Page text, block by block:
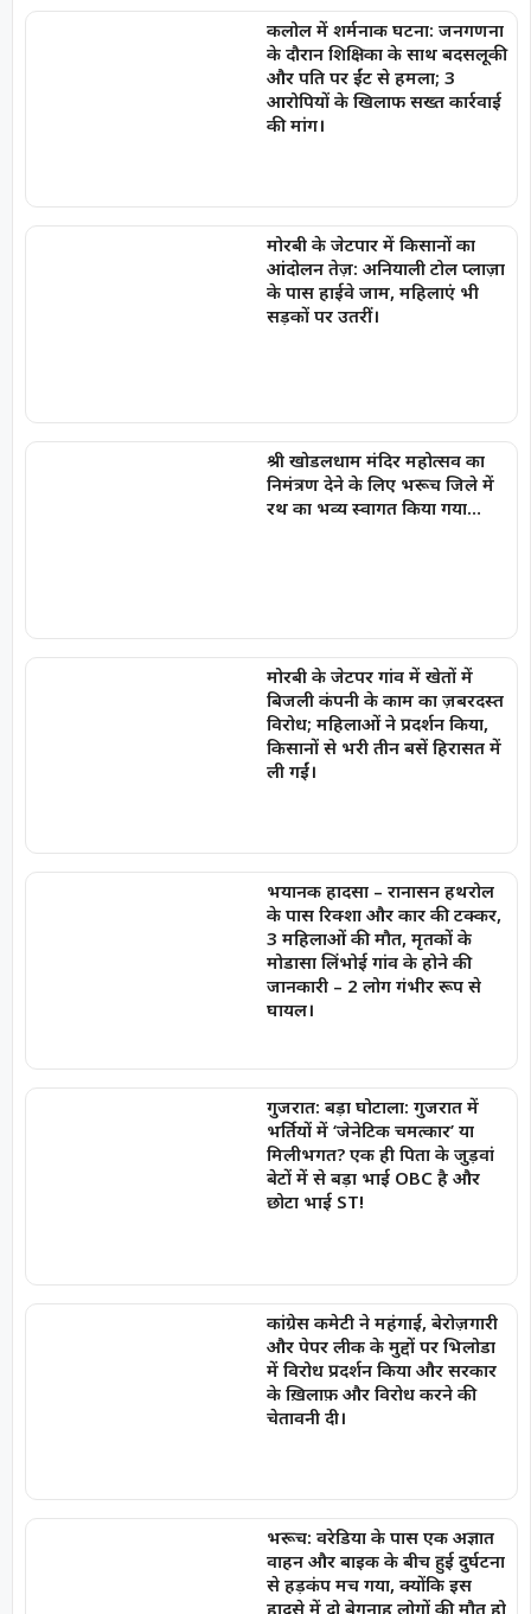
कलोल में शर्मनाक घटना: जनगणना
के दौरान शिक्षिका के साथ बदसलूकी
और पति पर ईंट से हमला; 3
आरोपियों के खिलाफ सख्त कार्रवाई
की मांग।
मोरबी के जेटपार में किसानों का
आंदोलन तेज़: अनियाली टोल प्लाज़ा
के पास हाईवे जाम, महिलाएं भी
सड़कों पर उतरीं।
श्री खोडलधाम मंदिर महोत्सव का
निमंत्रण देने के लिए भरूच जिले में
रथ का भव्य स्वागत किया गया…
मोरबी के जेटपर गांव में खेतों में
बिजली कंपनी के काम का ज़बरदस्त
विरोध; महिलाओं ने प्रदर्शन किया,
किसानों से भरी तीन बसें हिरासत में
ली गईं।
भयानक हादसा – रानासन हथरोल
के पास रिक्शा और कार की टक्कर,
3 महिलाओं की मौत, मृतकों के
मोडासा लिंभोई गांव के होने की
जानकारी – 2 लोग गंभीर रूप से
घायल।
गुजरात: बड़ा घोटाला: गुजरात में
भर्तियों में ‘जेनेटिक चमत्कार’ या
मिलीभगत? एक ही पिता के जुड़वां
बेटों में से बड़ा भाई OBC है और
छोटा भाई ST!
कांग्रेस कमेटी ने महंगाई, बेरोज़गारी
और पेपर लीक के मुद्दों पर भिलोडा
में विरोध प्रदर्शन किया और सरकार
के ख़िलाफ़ और विरोध करने की
चेतावनी दी।
भरूच: वरेडिया के पास एक अज्ञात
वाहन और बाइक के बीच हुई दुर्घटना
से हड़कंप मच गया, क्योंकि इस
हादसे में दो बेगुनाह लोगों की मौत हो